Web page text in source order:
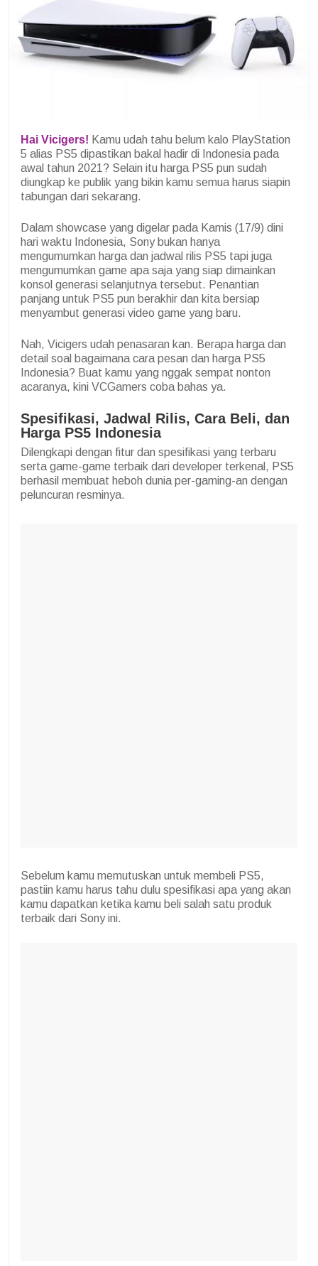
Hai Vicigers! Kamu udah tahu belum kalo PlayStation
5 alias PS5 dipastikan bakal hadir di Indonesia pada
awal tahun 2021? Selain itu harga PS5 pun sudah
diungkap ke publik yang bikin kamu semua harus siapin
tabungan dari sekarang.
Dalam showcase yang digelar pada Kamis (17/9) dini
hari waktu Indonesia, Sony bukan hanya
mengumumkan harga dan jadwal rilis PS5 tapi juga
mengumumkan game apa saja yang siap dimainkan
konsol generasi selanjutnya tersebut. Penantian
panjang untuk PS5 pun berakhir dan kita bersiap
menyambut generasi video game yang baru.
Nah, Vicigers udah penasaran kan. Berapa harga dan
detail soal bagaimana cara pesan dan harga PS5
Indonesia? Buat kamu yang nggak sempat nonton
acaranya, kini VCGamers coba bahas ya.
Spesifikasi, Jadwal Rilis, Cara Beli, dan
Harga PS5 Indonesia
Dilengkapi dengan fitur dan spesifikasi yang terbaru
serta game-game terbaik dari developer terkenal, PS5
berhasil membuat heboh dunia per-gaming-an dengan
peluncuran resminya.
Sebelum kamu memutuskan untuk membeli PS5,
pastiin kamu harus tahu dulu spesifikasi apa yang akan
kamu dapatkan ketika kamu beli salah satu produk
terbaik dari Sony ini.